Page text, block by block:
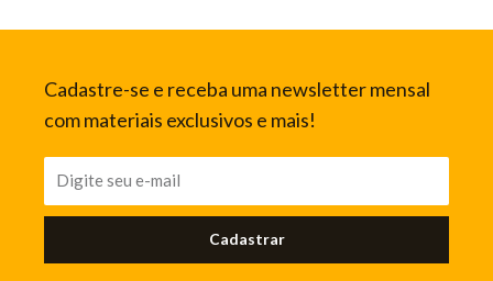
Cadastre-se e receba uma newsletter mensal
com materiais exclusivos e mais!
Cadastrar